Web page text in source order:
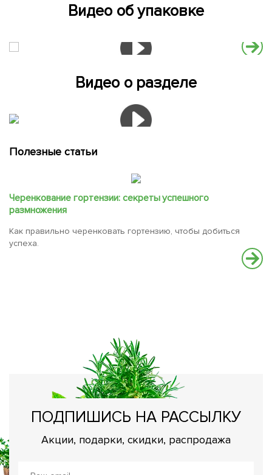
Видео об упаковке
Видео о разделе
Полезные статьи
Черенкование гортензии: секреты успешного
размножения
Как правильно черенковать гортензию, чтобы добиться
успеха.
ПОДПИШИСЬ НА РАССЫЛКУ
Акции, подарки, скидки, распродажа